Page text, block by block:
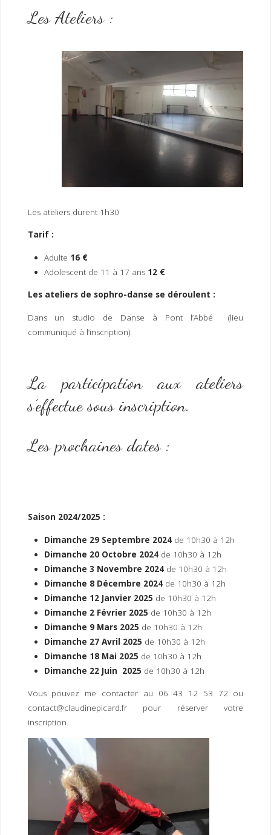
Les Ateliers :
Les ateliers durent 1h30
Tarif :
Adulte 16 €
Adolescent de 11 à 17 ans 12 €
Les ateliers de sophro-danse se déroulent :
Dans un studio de Danse à Pont l’Abbé (lieu
communiqué à l’inscription).
La participation aux ateliers
s’effectue sous inscription.
Les prochaines dates :
Saison 2024/2025 :
Dimanche 29 Septembre 2024de 10h30 à 12h
Dimanche 20 Octobre 2024de 10h30 à 12h
Dimanche 3 Novembre 2024de 10h30 à 12h
Dimanche 8 Décembre 2024de 10h30 à 12h
Dimanche 12 Janvier 2025 de 10h30 à 12h
Dimanche 2 Février 2025 de 10h30 à 12h
Dimanche 9 Mars 2025 de 10h30 à 12h
Dimanche 27 Avril 2025 de 10h30 à 12h
Dimanche 18 Mai 2025 de 10h30 à 12h
Dimanche 22 Juin 2025 de 10h30 à 12h
Vous pouvez me contacter au 06 43 12 53 72 ou
contact@claudinepicard.fr pour réserver votre
inscription.